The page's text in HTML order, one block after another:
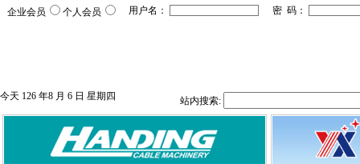
企业会员 个人会员 用户名： 密 码：
今天 126 年8 月 6 日 星期四 站内搜索: